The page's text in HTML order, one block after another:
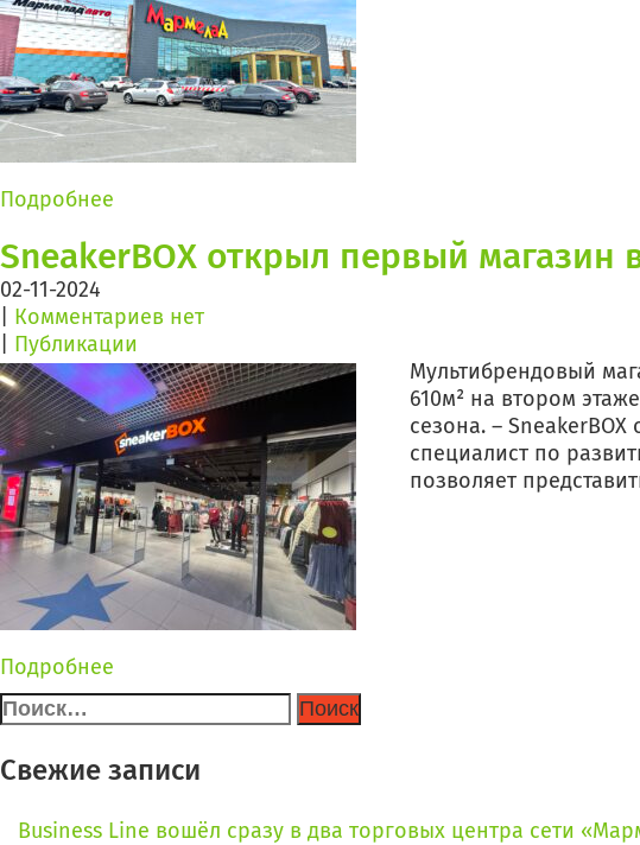
Подробнее
SneakerBOX открыл первый
02-11-2024
Комментариев нет
Публикации
Мультибрендовый
610м² на втором
сезона. –
специалист по
позволяет
Подробнее
Найти:
Свежие записи
Business Line вошёл сразу в два торговых центра сети